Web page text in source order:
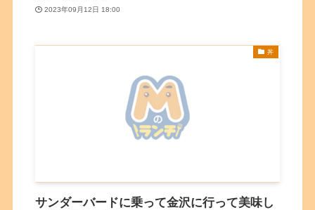
2023年09月12日 18:00
丼
サンダーバードに乗って金沢に行って美味し